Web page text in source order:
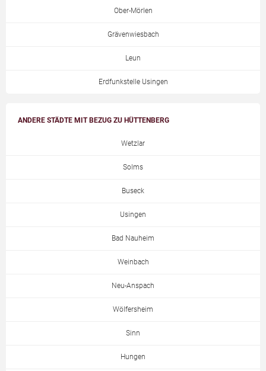
Ober-Mörlen
Grävenwiesbach
Leun
Erdfunkstelle Usingen
ANDERE STÄDTE MIT BEZUG ZU HÜTTENBERG
Wetzlar
Solms
Buseck
Usingen
Bad Nauheim
Weinbach
Neu-Anspach
Wölfersheim
Sinn
Hungen